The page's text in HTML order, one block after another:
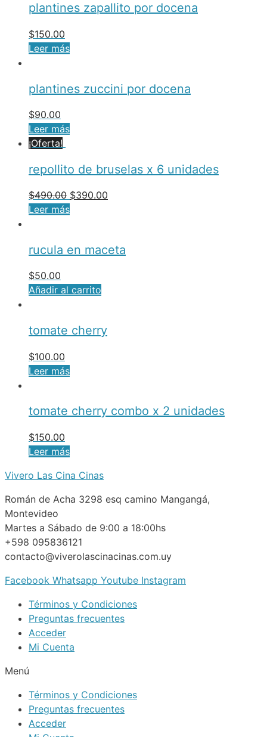
plantines zapallito por docena
$150.00
Leer más
plantines zuccini por docena
$90.00
Leer más
¡Oferta!
repollito de bruselas x 6 unidades
$490.00 $390.00
Leer más
rucula en maceta
$50.00
Añadir al carrito
tomate cherry
$100.00
Leer más
tomate cherry combo x 2 unidades
$150.00
Leer más
Vivero Las Cina Cinas
Román de Acha 3298 esq camino Mangangá,
Montevideo
Martes a Sábado de 9:00 a 18:00hs
+598 095836121
contacto@viverolascinacinas.com.uy
Facebook Whatsapp Youtube Instagram
Términos y Condiciones
Preguntas frecuentes
Acceder
Mi Cuenta
Menú
Términos y Condiciones
Preguntas frecuentes
Acceder